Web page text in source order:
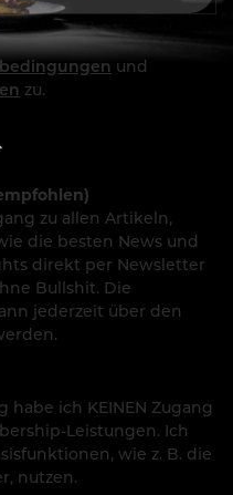
und
zu.
zu allen Artikeln,
die besten News und
direkt per Newsletter
Bullshit. Die
jederzeit über den
habe ich KEINEN Zugang
Leistungen. Ich
wie z. B. die
nutzen.